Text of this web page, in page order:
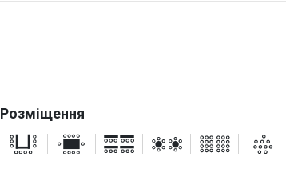
Розміщення